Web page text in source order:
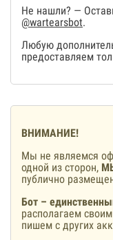
Не нашли? —
@wartearsbot.
Любую
предоставляем
ВНИМАНИЕ!
Мы не являемся
одной из сторон,
публично
Бот –
располагаем
пишем с других